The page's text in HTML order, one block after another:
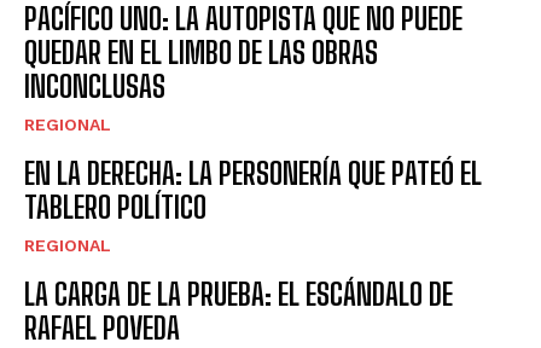
PACÍFICO UNO: LA AUTOPISTA QUE NO PUEDE
QUEDAR EN EL LIMBO DE LAS OBRAS
INCONCLUSAS
REGIONAL
EN LA DERECHA: LA PERSONERÍA QUE PATEÓ EL
TABLERO POLÍTICO
REGIONAL
LA CARGA DE LA PRUEBA: EL ESCÁNDALO DE
RAFAEL POVEDA